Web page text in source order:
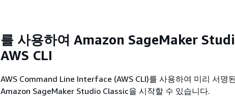
를 사용하여 Amazon SageMaker
AWS CLI
AWS Command Line Interface (AWS CLI)를 사용하여 미리 서명
Amazon SageMaker Studio Classic을 시작할 수 있습니다.